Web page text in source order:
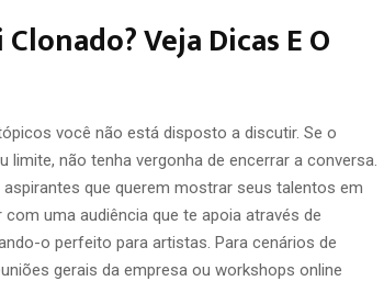
Veja Dicas E O
você não está disposto a discutir. Se o
não tenha vergonha de encerrar a conversa.
que querem mostrar seus talentos em
uma audiência que te apoia através de
o perfeito para artistas. Para cenários de
gerais da empresa ou workshops online